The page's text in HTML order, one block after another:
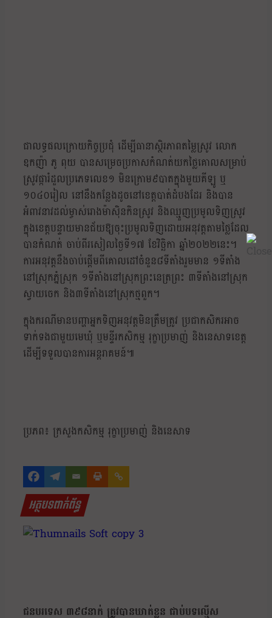
ជាលទ្ធផលក្រោយកិច្ចប្រជុំ ដើម្បីធានាស្ថិរភាពតម្លៃស្រូវ លោក
ឧកញ៉ា ភូ ពុយ បានសម្រេចប្រកាសកំណត់យកថ្លៃគោលសម្រាប់
ស្រូវផ្ការំដួលប្រភេទលេខ១ មិនក្រោម៩បាតក្នុងមួយគីឡូ ឬ
១០៤០រៀល នៅនឹងកន្លែងដូចនៅខេត្តបាត់ដំបងដែរ និងបាន
អំពាវនាវដល់ម្ចាស់រោងម៉ាស៊ិនកិនស្រូវ និងឈ្មួញប្រមូលទិញស្រូវ
ក្នុងខេត្តបន្ទាយមានជ័យឱ្យចុះប្រមូលទិញដោយអនុវត្តតាមថ្លៃដែល
បានកំណត់ ចាប់ពីរសៀលថ្ងៃទី១៧ ខែវិច្ឆិកា ឆ្នាំ២០២២នេះ។
ការអនុវត្តនឹងចាប់ផ្ដើមពីគោលដៅចំនួន៨ទីតាំងរួមមាន ១ទីតាំង
នៅស្រុកភ្នំស្រុក ១ទីតាំងនៅស្រុកព្រះនេត្រព្រះ ៣ទីតាំងនៅស្រុក
ស្វាយចេក និង៣ទីតាំងនៅស្រុកថ្មពួក។
ក្នុងករណីមានបញ្ហាអ្នកទិញអនុវត្តមិនត្រឹមត្រូវ ប្រជាកសិករអាច
ទាក់ទងជាមួយមេឃុំ ឬមន្ទីរកសិកម្ម រុក្ខាប្រមាញ់ និងនេសាទខេត្ត
ដើម្បីទទួលបានការអន្តរាគមន៍៕
ប្រភព៖ ក្រសួងកសិកម្ម រុក្ខាប្រមាញ់ និងនេសាទ
អត្ថបទពាក់ព័ន្ធ
ជនបរទេស ៣៩៨នាក់ ត្រូវបានឃាត់ខ្លួន ជាប់បទល្មើស